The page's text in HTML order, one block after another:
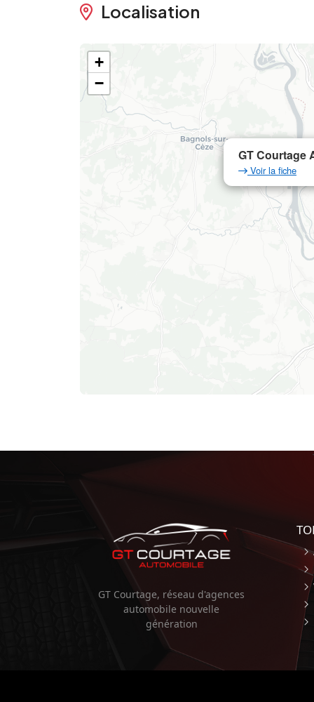
Localisation
GT Courtage
Voir la fiche
+
−
GT Courtage, réseau d'agences
automobile nouvelle
génération